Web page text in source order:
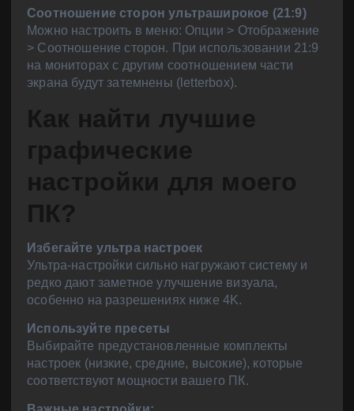
Соотношение сторон ультраширокое (21:9)
Можно настроить в меню: Опции > Отображение
> Соотношение сторон. При использовании 21:9
на мониторах с другим соотношением части
экрана будут затемнены (letterbox).
Как найти лучшие
графические
настройки для моего
ПК?
Избегайте ультра настроек
Ультра-настройки сильно нагружают систему и
редко дают заметное улучшение визуала,
особенно на разрешениях ниже 4K.
Используйте пресеты
Выбирайте предустановленные комплекты
настроек (низкие, средние, высокие), которые
соответствуют мощности вашего ПК.